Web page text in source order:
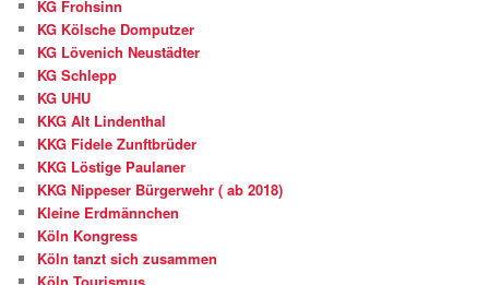
KG Frohsinn
KG Kölsche Domputzer
KG Lövenich Neustädter
KG Schlepp
KG UHU
KKG Alt Lindenthal
KKG Fidele Zunftbrüder
KKG Löstige Paulaner
KKG Nippeser Bürgerwehr ( ab 2018)
Kleine Erdmännchen
Köln Kongress
Köln tanzt sich zusammen